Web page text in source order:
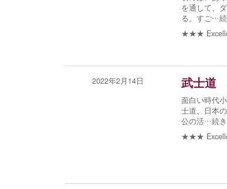
を通して、
る。すご…続
★★★
2022年2月14日 武士道
面白い時代
士道、日本
公の活…続き
★★★